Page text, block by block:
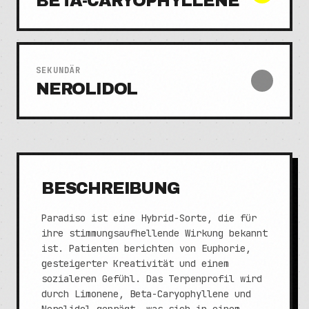
SEKUNDÄR
NEROLIDOL
BESCHREIBUNG
Paradiso ist eine Hybrid-Sorte, die für
ihre stimmungsaufhellende Wirkung bekannt
ist. Patienten berichten von Euphorie,
gesteigerter Kreativität und einem
sozialeren Gefühl. Das Terpenprofil wird
durch Limonene, Beta-Caryophyllene und